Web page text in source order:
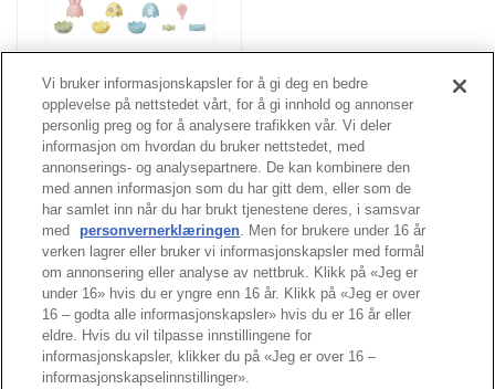
Easter Celebration Set
Fler
Tuppen av siden
Vi bruker informasjonskapsler for å gi deg en bedre
opplevelse på nettstedet vårt, for å gi innhold og annonser
personlig preg og for å analysere trafikken vår. Vi deler
informasjon om hvordan du bruker nettstedet, med
annonserings- og analysepartnere. De kan kombinere den
med annen informasjon som du har gitt dem, eller som de
har samlet inn når du har brukt tjenestene deres, i samsvar
med
personvernerklæringen. Men for brukere under 16 år
verken lagrer eller bruker vi informasjonskapsler med formål
om annonsering eller analyse av nettbruk. Klikk på «Jeg er
under 16» hvis du er yngre enn 16 år. Klikk på «Jeg er over
16 – godta alle informasjonskapsler» hvis du er 16 år eller
eldre. Hvis du vil tilpasse innstillingene for
informasjonskapsler, klikker du på «Jeg er over 16 –
informasjonskapselinnstillinger».